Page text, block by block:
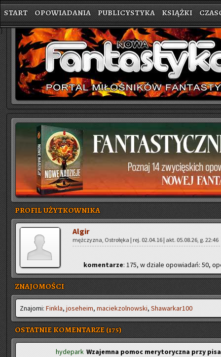
START OPOWIADANIA PUBLICYSTYKA KSIĄŻKI
}
PROFIL UŻYTKOWNIKA
Algir
męż­czy­zna, Ostro­łę­ka | rej. 02.04.16 | akt. 05.08.26, g. 22:46
ko­men­ta­rze: 175, w dzia­le opo­wia­dań: 50,
ZNAJOMOŚCI
Zna­jo­mi: Fin­kla, jo­se­he­im, ma­ciek­zol­now­ski, Sha­war­ka­r100
OSTATNIE KOMENTARZE (175)
hydepark Wzajemna pomoc merytoryczna przy